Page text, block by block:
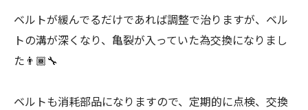
ベルトが緩んでるだけであれば調整で治りますが、ベル
トの溝が深くなり、亀裂が入っていた為交換になりまし
た👨🏾‍🔧
ベルトも消耗部品になりますので、定期的に点検、交換